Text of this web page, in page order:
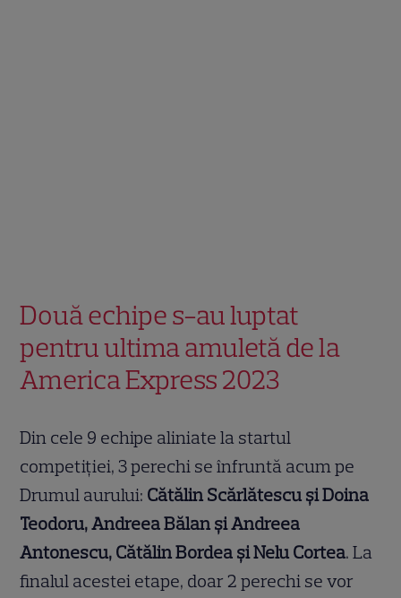
Două echipe s-au luptat
pentru ultima amuletă de la
America Express 2023
Din cele 9 echipe aliniate la startul
competiției, 3 perechi se înfruntă acum pe
Drumul aurului: Cătălin Scărlătescu și Doina
Teodoru, Andreea Bălan și Andreea
Antonescu, Cătălin Bordea și Nelu Cortea. La
finalul acestei etape, doar 2 perechi se vor